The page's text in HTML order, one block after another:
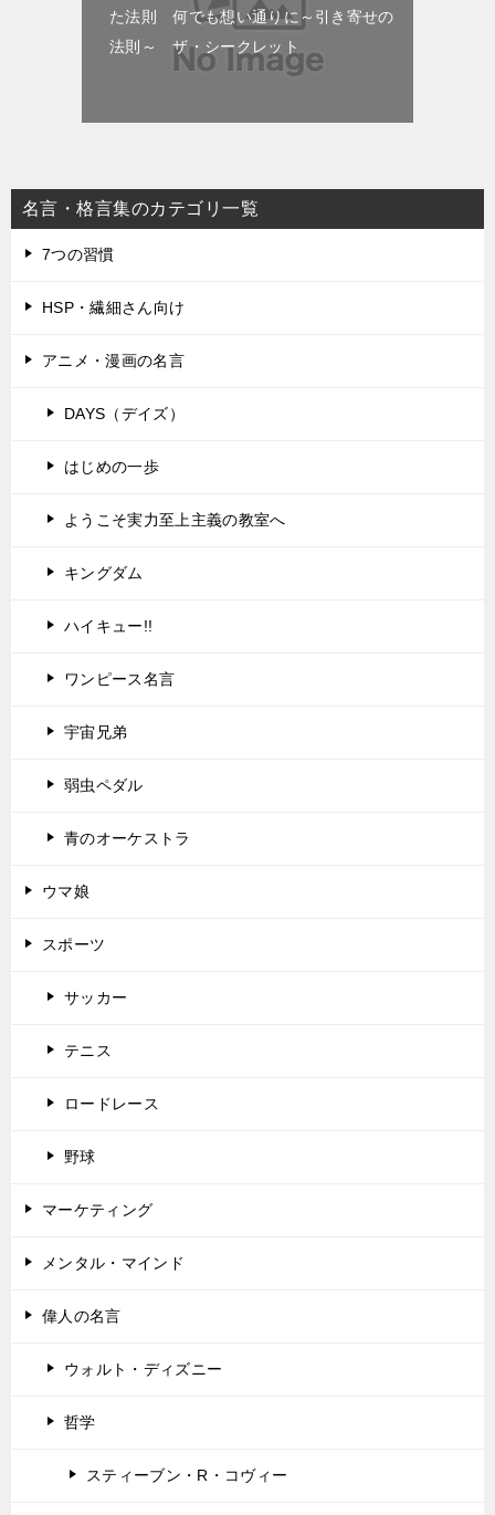
た法則 何でも想い通りに～引き寄せの
法則～ ザ・シークレット
名言・格言集のカテゴリ一覧
7つの習慣
HSP・繊細さん向け
アニメ・漫画の名言
DAYS（デイズ）
はじめの一歩
ようこそ実力至上主義の教室へ
キングダム
ハイキュー!!
ワンピース名言
宇宙兄弟
弱虫ペダル
青のオーケストラ
ウマ娘
スポーツ
サッカー
テニス
ロードレース
野球
マーケティング
メンタル・マインド
偉人の名言
ウォルト・ディズニー
哲学
スティーブン・R・コヴィー